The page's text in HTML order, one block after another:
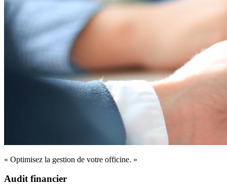
« Optimisez la gestion de votre officine. »
Audit financier